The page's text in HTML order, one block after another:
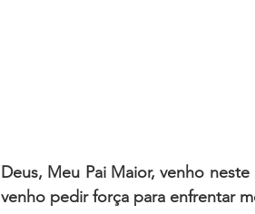
Deus, Meu Pai Maior, venho
venho pedir força para enfrentar